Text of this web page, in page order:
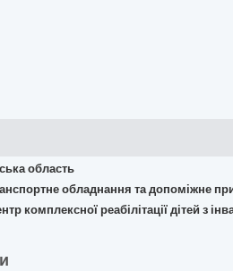
область
обладнання та допоміжне
комплексної реабілітації дітей з